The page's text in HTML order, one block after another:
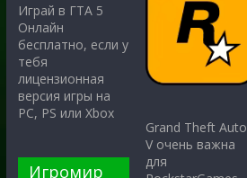
Играй в ГТА 5
Онлайн
бесплатно, если у
тебя
лицензионная
версия игры на
PC, PS или Xbox
Игромир
Grand Theft Auto
V очень важна
для